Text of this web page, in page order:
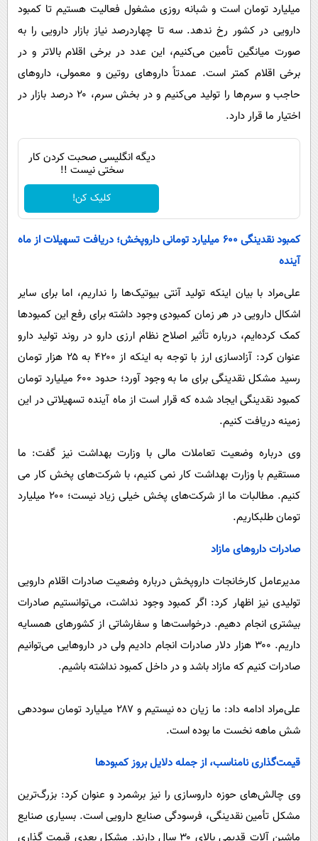
میلیارد تومان است و شبانه روزی مشغول فعالیت هستیم تا کمبود
دارویی در کشور رخ ندهد. سه تا چهاردرصد نیاز بازار دارویی را به
صورت میانگین تأمین می‌کنیم، این عدد در برخی اقلام بالاتر و در
برخی اقلام کمتر است. عمدتاً داروهای روتین و معمولی، داروهای
حاجب و سرم‌ها را تولید می‌کنیم و در بخش سرم، ۲۰ درصد بازار در
اختیار ما قرار دارد.
دیگه انگلیسی صحبت کردن کار
سختی نیست !!
کلیک کن!
کمبود نقدینگی ۶۰۰ میلیارد تومانی داروپخش؛ دریافت تسهیلات از ماه
آینده
علی‌مراد با بیان اینکه تولید آنتی بیوتیک‌ها را نداریم، اما برای سایر
اشکال دارویی در هر زمان کمبودی وجود داشته برای رفع این کمبودها
کمک کرده‌ایم، درباره تأثیر اصلاح نظام ارزی دارو در روند تولید دارو
عنوان کرد: آزادسازی ارز با توجه به اینکه از ۴۲۰۰ به ۲۵ هزار تومان
رسید مشکل نقدینگی برای ما به وجود آورد؛ حدود ۶۰۰ میلیارد تومان
کمبود نقدینگی ایجاد شده که قرار است از ماه آینده تسهیلاتی در این
زمینه دریافت کنیم.
وی درباره وضعیت تعاملات مالی با وزارت بهداشت نیز گفت: ما
مستقیم با وزارت بهداشت کار نمی کنیم، با شرکت‌های پخش کار می
کنیم. مطالبات ما از شرکت‌های پخش خیلی زیاد نیست؛ ۲۰۰ میلیارد
تومان طلبکاریم.
صادرات داروهای مازاد
مدیرعامل کارخانجات داروپخش درباره وضعیت صادرات اقلام دارویی
تولیدی نیز اظهار کرد: اگر کمبود وجود نداشت، می‌توانستیم صادرات
بیشتری انجام دهیم. درخواست‌ها و سفارشاتی از کشورهای همسایه
داریم. ۳۰۰ هزار دلار صادرات انجام دادیم ولی در داروهایی می‌توانیم
صادرات کنیم که مازاد باشد و در داخل کمبود نداشته باشیم.
علی‌مراد ادامه داد: ما زیان ده نیستیم و ۲۸۷ میلیارد تومان سوددهی
شش ماهه نخست ما بوده است.
قیمت‌گذاری نامناسب، از جمله دلایل بروز کمبودها
وی چالش‌های حوزه داروسازی را نیز برشمرد و عنوان کرد: بزرگ‌ترین
مشکل تأمین نقدینگی، فرسودگی صنایع دارویی است. بسیاری صنایع
ماشین آلات قدیمی بالای ۳۰ سال دارند. مشکل بعدی قیمت گذاری